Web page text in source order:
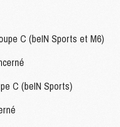
C (beIN Sports et M6)
C (beIN Sports)